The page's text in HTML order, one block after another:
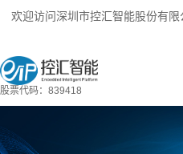
欢迎访问深圳市控汇智能股份有限
股票代码：839418